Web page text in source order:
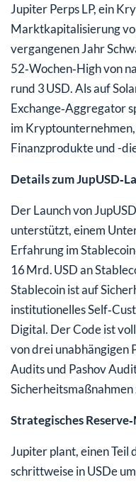
Jupiter Perps LP, ein
Marktkapitalisierung
vergangenen Jahr
52‑Wochen‑High von
rund 3 USD. Als auf
Exchange‑Aggregator
im
Finanzprodukte und -
Details zum
Der Launch von
unterstützt, einem
Erfahrung im
16 Mrd. USD an
Stablecoin ist auf
institutionelles
Digital. Der Code ist
von drei unabhängigen
Audits und Pashov
Strategisches
Jupiter plant, einen Teil
schrittweise in USDe